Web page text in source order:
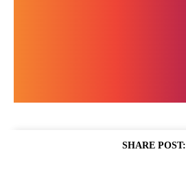
SHARE POST: